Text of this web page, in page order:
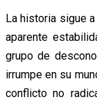
La historia sigue a
aparente
grupo de
irrumpe en su
conflicto no